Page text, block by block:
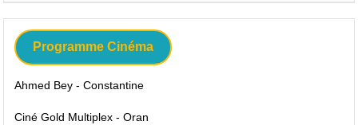
Programme Cinéma
Ahmed Bey - Constantine
Ciné Gold Multiplex - Oran